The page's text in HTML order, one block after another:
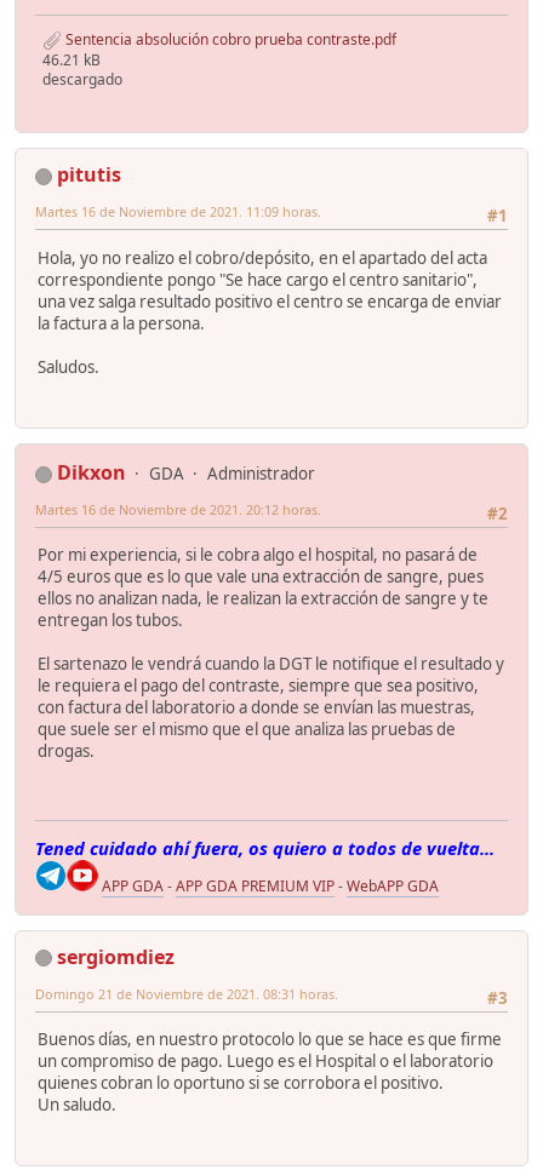
Sentencia absolución cobro prueba contraste.pdf
46.21 kB
descargado
pitutis
#1
Martes 16 de Noviembre de 2021. 11:09 horas.
Hola, yo no realizo el cobro/depósito, en el apartado del acta
correspondiente pongo "Se hace cargo el centro sanitario",
una vez salga resultado positivo el centro se encarga de enviar
la factura a la persona.
Saludos.
Dikxon GDA
Administrador
#2
Martes 16 de Noviembre de 2021. 20:12 horas.
Por mi experiencia, si le cobra algo el hospital, no pasará de
4/5 euros que es lo que vale una extracción de sangre, pues
ellos no analizan nada, le realizan la extracción de sangre y te
entregan los tubos.
El sartenazo le vendrá cuando la DGT le notifique el resultado y
le requiera el pago del contraste, siempre que sea positivo,
con factura del laboratorio a donde se envían las muestras,
que suele ser el mismo que el que analiza las pruebas de
drogas.
Tened cuidado ahí fuera, os quiero a todos de vuelta...
APP GDA-APP GDA PREMIUM VIP-WebAPP GDA
sergiomdiez
#3
Domingo 21 de Noviembre de 2021. 08:31 horas.
Buenos días, en nuestro protocolo lo que se hace es que firme
un compromiso de pago. Luego es el Hospital o el laboratorio
quienes cobran lo oportuno si se corrobora el positivo.
Un saludo.